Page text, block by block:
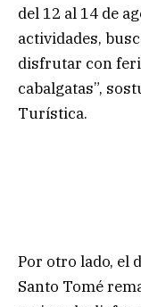
del 12 al 14 de
actividades,
disfrutar con
cabalgatas”,
Turística.
Por otro lado, el
Santo Tomé